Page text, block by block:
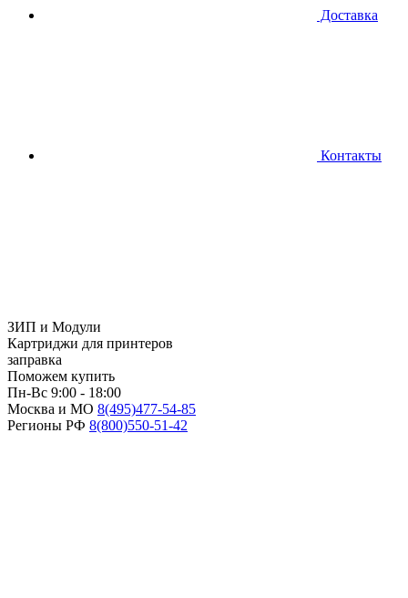
Доставка
Контакты
ЗИП и Модули
Картриджи для принтеров
заправка
Поможем купить
Пн-Вс 9:00 - 18:00
Москва и МО 8(495)477-54-85
Регионы РФ 8(800)550-51-42